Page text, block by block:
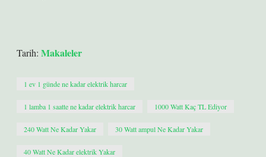
Tarih: Makaleler
1 ev 1 günde ne kadar elektrik harcar
1 lamba 1 saatte ne kadar elektrik harcar 1000 Watt Kaç TL Ediyor
240 Watt Ne Kadar Yakar 30 Watt ampul Ne Kadar Yakar
40 Watt Ne Kadar elektrik Yakar